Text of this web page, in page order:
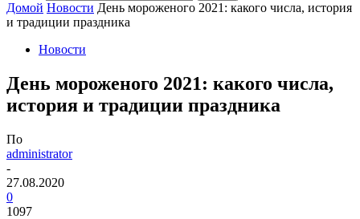
Домой Новости День мороженого 2021: какого числа, история
и традиции праздника
Новости
День мороженого 2021: какого числа,
история и традиции праздника
По
administrator
-
27.08.2020
0
1097